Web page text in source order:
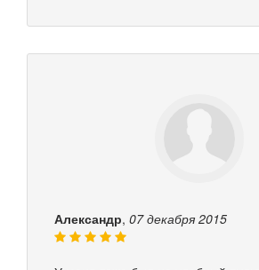
Александр, 07 декабря 2015